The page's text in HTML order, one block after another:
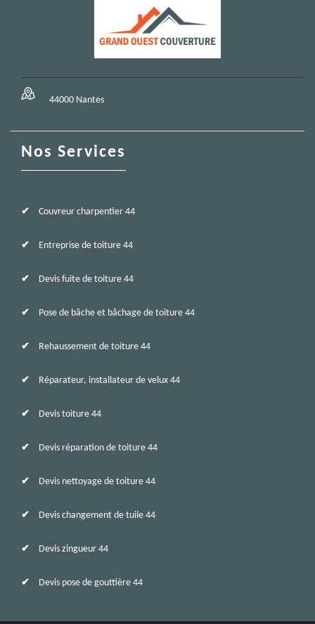
44000 Nantes
Nos Services
Couvreur charpentier 44
Entreprise de toiture 44
Devis fuite de toiture 44
Pose de bâche et bâchage de toiture 44
Rehaussement de toiture 44
Réparateur, installateur de velux 44
Devis toiture 44
Devis réparation de toiture 44
Devis nettoyage de toiture 44
Devis changement de tuile 44
Devis zingueur 44
Devis pose de gouttière 44